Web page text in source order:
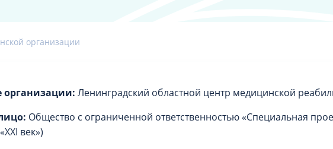
организации
Ленинградский областной центр медицинской
Общество с ограниченной ответственностью «Специальная
век»)